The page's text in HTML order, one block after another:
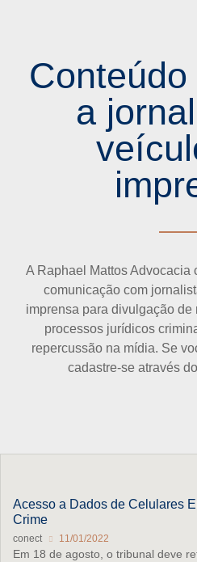
a
A Raphael Mattos Advocacia
comunicação com
imprensa para divulgação
processos jurídicos
repercussão na mídia. Se
cadastre-se através
Acesso a Dados de Celulares
Crime
conect 11/01/2022
Em 18 de agosto, o tribunal deve